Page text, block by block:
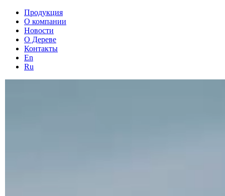
Продукция
О компании
Новости
О Дереве
Контакты
En
Ru